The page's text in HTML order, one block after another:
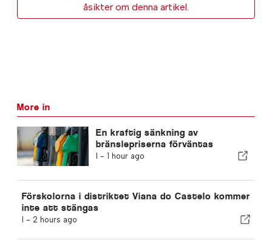
åsikter om denna artikel.
More in
En kraftig sänkning av
bränslepriserna förväntas
I - 1 hour ago
Förskolorna i distriktet Viana do Castelo kommer
inte att stängas
I - 2 hours ago